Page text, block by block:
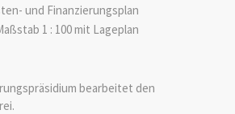
und Finanzierungsplan
1 : 100 mit Lageplan
bearbeitet den